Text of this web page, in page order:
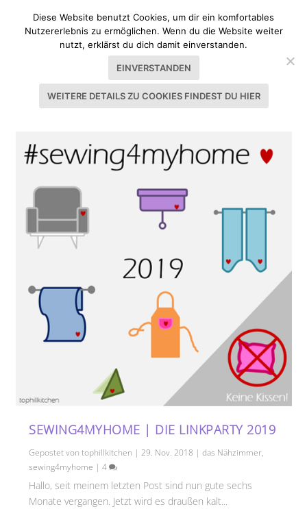
SCHLAGWORT:SCHÜRZE
SEWING4MYHOME | DIE LINKPARTY 2019
Gepostet vontophillkitchen |29. Nov. 2018 |das Nähzimmer,
sewing4myhome |4
Hallo, seit meinem letzten Post sind nun gute sechs
Monate vergangen. Jetzt wird es draußen kalt...
Diese Website benutzt Cookies, um dir ein komfortables
Nutzererlebnis zu ermöglichen. Wenn du die Website weiter
nutzt, erklärst du dich damit einverstanden.
EINVERSTANDEN
WEITERE DETAILS ZU COOKIES FINDEST DU HIER